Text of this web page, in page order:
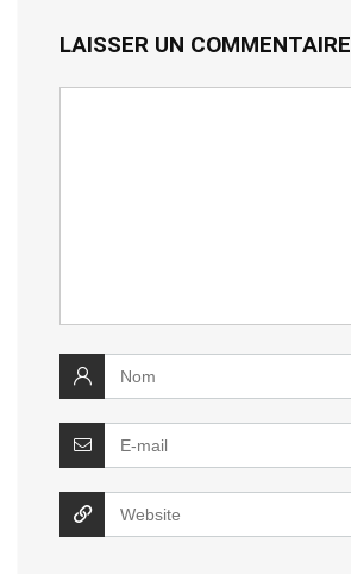
LAISSER UN COMMENTAIRE